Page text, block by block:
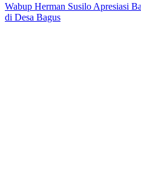
Wabup Herman Susilo Apresiasi
di Desa Bagus